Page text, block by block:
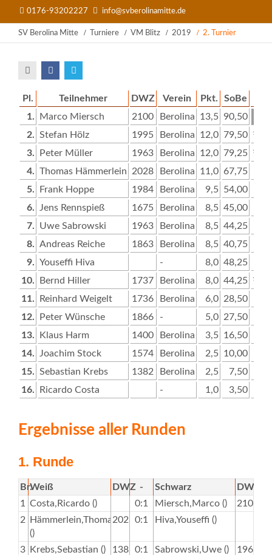
0176-93202227 info@svberolinamitte.de
SV Berolina Mitte Turniere VM Blitz 2019 2. Turnier
Pl. Teilnehmer DWZ Verein Pkt. SoBe
1.
Marco Miersch 2100 Berolina 13,5 90,50
2. Stefan Hölz 1995 Berolina 12,0 79,50 ½
3.
Peter Müller 1963 Berolina 12,0 79,25 ½
4. Thomas Hämmerlein 2028 Berolina 11,0 67,75
5.
Frank Hoppe 1984 Berolina 9,5 54,00
6.
Jens Rennspieß 1675 Berolina 8,5 45,00
7.
Uwe Sabrowski 1963 Berolina 8,5 44,25
8. Andreas Reiche 1863 Berolina 8,5 40,75
9. Youseffi Hiva - 8,0 48,25
10.
Bernd Hiller 1737 Berolina 8,0 44,25 ½
11.
Reinhard Weigelt 1736 Berolina 6,0 28,50
12.
Peter Wünsche 1866 - 5,0 27,50
13.
Klaus Harm 1400 Berolina 3,5 16,50
14.
Joachim Stock 1574 Berolina 2,5 10,00
15. Sebastian Krebs 1382 Berolina 2,5 7,50
16.
Ricardo Costa - 1,0 3,50
Ergebnisse aller Runden
1. Runde
Br.Weiß DWZ - Schwarz
DWZ
1
Costa,Ricardo () 0:1 Miersch,Marco ()
2100
2
Hämmerlein,Thomas
()
2028 0:1 Hiva,Youseffi ()
3 Krebs,Sebastian () 1382 0:1 Sabrowski,Uwe ()
1963